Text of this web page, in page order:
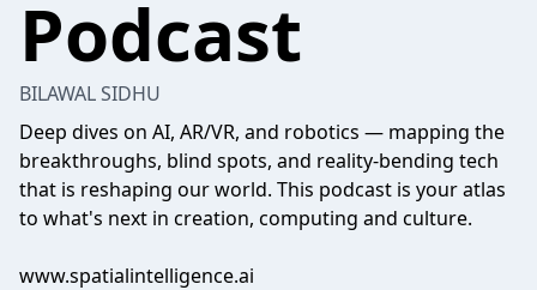
Podcast
BILAWAL SIDHU
Deep dives on AI, AR/VR, and robotics — mapping the
breakthroughs, blind spots, and reality-bending tech
that is reshaping our world. This podcast is your atlas
to what's next in creation, computing and culture.
www.spatialintelligence.ai